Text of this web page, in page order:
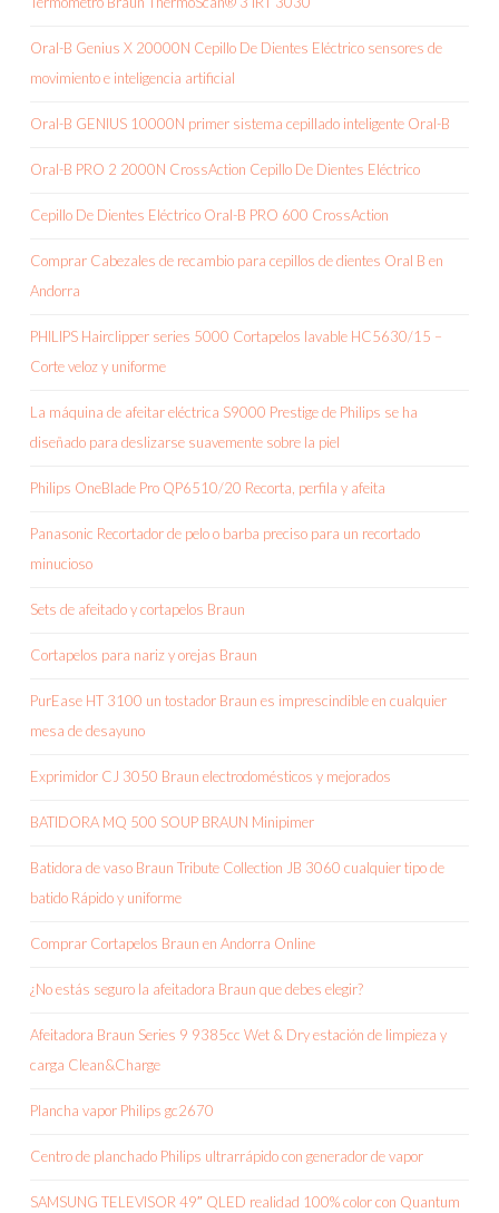
Oral-B Genius X 20000N Cepillo De Dientes Eléctrico sensores de
movimiento e inteligencia artificial
Oral-B GENIUS 10000N primer sistema cepillado inteligente Oral-B
Oral-B PRO 2 2000N CrossAction Cepillo De Dientes Eléctrico
Cepillo De Dientes Eléctrico Oral-B PRO 600 CrossAction
Comprar Cabezales de recambio para cepillos de dientes Oral B en
Andorra
PHILIPS Hairclipper series 5000 Cortapelos lavable HC5630/15 –
Corte veloz y uniforme
La máquina de afeitar eléctrica S9000 Prestige de Philips se ha
diseñado para deslizarse suavemente sobre la piel
Philips OneBlade Pro QP6510/20 Recorta, perfila y afeita
Panasonic Recortador de pelo o barba preciso para un recortado
minucioso
Sets de afeitado y cortapelos Braun
Cortapelos para nariz y orejas Braun
PurEase HT 3100 un tostador Braun es imprescindible en cualquier
mesa de desayuno
Exprimidor CJ 3050 Braun electrodomésticos y mejorados
BATIDORA MQ 500 SOUP BRAUN Minipimer
Batidora de vaso Braun Tribute Collection JB 3060 cualquier tipo de
batido Rápido y uniforme
Comprar Cortapelos Braun en Andorra Online
¿No estás seguro la afeitadora Braun que debes elegir?
Afeitadora Braun Series 9 9385cc Wet & Dry estación de limpieza y
carga Clean&Charge
Plancha vapor Philips gc2670
Centro de planchado Philips ultrarrápido con generador de vapor
SAMSUNG TELEVISOR 49″ QLED realidad 100% color con Quantum